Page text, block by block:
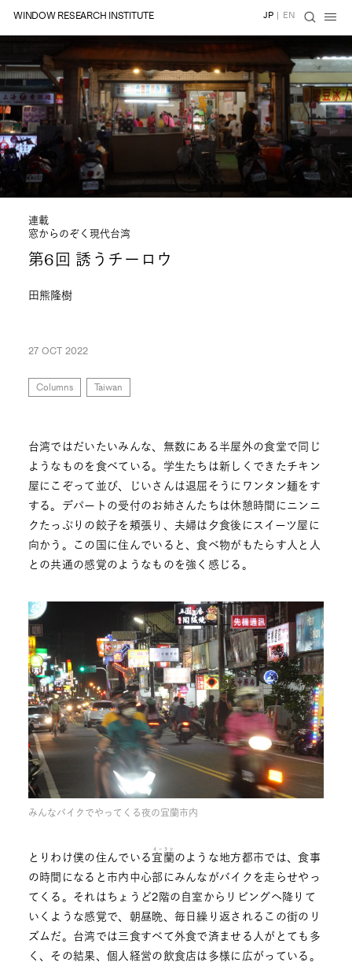
WINDOW RESEARCH INSTITUTE JP | EN
連載
窓からのぞく現代台湾
第6回 誘うチーロウ
田熊隆樹
27 OCT 2022
Columns Taiwan
台湾ではだいたいみんな、無数にある半屋外の食堂で同じ
ようなものを食べている。学生たちは新しくできたチキン
屋にこぞって並び、じいさんは退屈そうにワンタン麺をす
する。デパートの受付のお姉さんたちは休憩時間にニンニ
クたっぷりの餃子を頬張り、夫婦は夕食後にスイーツ屋に
向かう。この国に住んでいると、食べ物がもたらす人と人
との共通の感覚のようなものを強く感じる。
みんなバイクでやってくる夜の宜蘭市内
とりわけ僕の住んでいる宜蘭
イーラン
のような地方都市では、食事
の時間になると市内中心部にみんながバイクを走らせやっ
てくる。それはちょうど2階の自室からリビングへ降りて
いくような感覚で、朝昼晩、毎日繰り返されるこの街のリ
ズムだ。台湾では三食すべて外食で済ませる人がとても多
く、その結果、個人経営の飲食店は多様に広がっている。